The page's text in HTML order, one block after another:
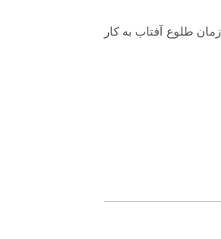
آنها در زمان طلوع آفتاب به کار